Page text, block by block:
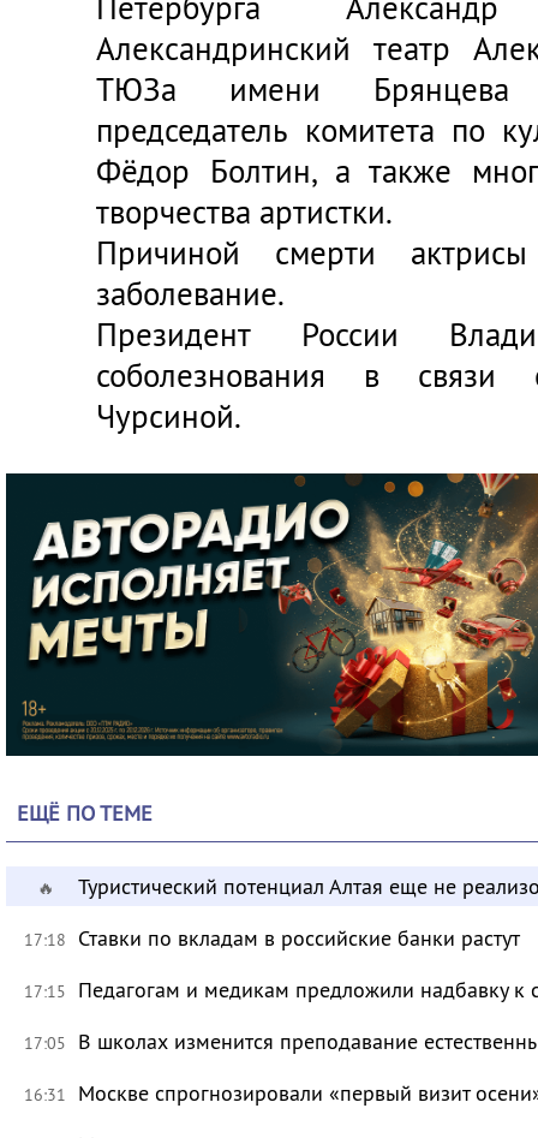
Александринский театр
ТЮЗа имени Брянцева
председатель комитета по
Фёдор Болтин, а также
творчества артистки.
Причиной смерти актрисы
заболевание.
Президент России
соболезнования в
Чурсиной.
ЕЩЁ ПО ТЕМЕ
🔥 Туристический потенциал Алтая еще не
17:18 Ставки по вкладам в российские банки растут
17:15 Педагогам и медикам предложили надбавку к
17:05 В школах изменится преподавание
16:31 Москве спрогнозировали «первый визит